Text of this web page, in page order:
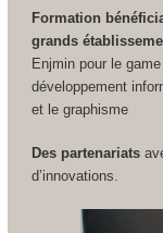
Formation
grands
Enjmin pour le
développement
et le graphisme
Des partenariats
d’innovations.